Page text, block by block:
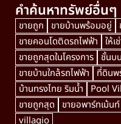
คำค้นหาทรัพย์อื่นๆ
ขายถูก ขายบ้านพร้อมอยู่
ขายคอนโดติดรถไฟฟ้า ให้เ
ขายถูกสุดในโครงการ ชั้นบ
ขายบ้านใกล้รถไฟฟ้า
ที่ดินพ
บ้านทรงไทย ริมน้ำ
Pool
ขายถูกสุด
ขายอพาร์ทเม้นท์
villagio